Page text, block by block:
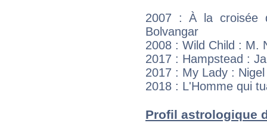
2007 : À la croisée
Bolvangar
2008 : Wild Child : M.
2017 : Hampstead :
2017 : My Lady :
2018 : L'Homme qui
Profil astrologique